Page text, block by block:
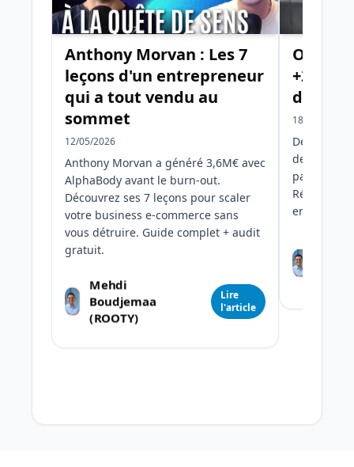
Anthony Morvan : Les 7
leçons d'un entrepreneur
qui a tout vendu au
sommet
12/05/2026
Anthony Morvan a généré 3,6M€ avec
AlphaBody avant le burn-out.
Découvrez ses 7 leçons pour scaler
votre business e-commerce sans
vous détruire. Guide complet + audit
gratuit.
Mehdi
Boudjemaa
(ROOTY)
Lire
l'article
+223%
de
18/01/2026
Découvrez
deviner et
par 2 avec
Résultats
en